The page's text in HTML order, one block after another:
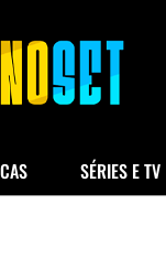
SÉRIES E TV